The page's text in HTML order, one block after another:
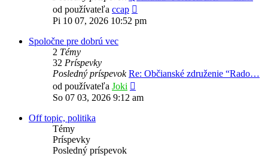
od používateľa ccap
posledný
Pi 10 07, 2026 10:52 pm
Spoločne pre dobrú vec
2 Témy
32 Príspevky
Posledný príspevok Re: Občianské združenie “Rado…
od používateľa Joki
posledný
So 07 03, 2026 9:12 am
Off topic, politika
Témy
Príspevky
Posledný príspevok